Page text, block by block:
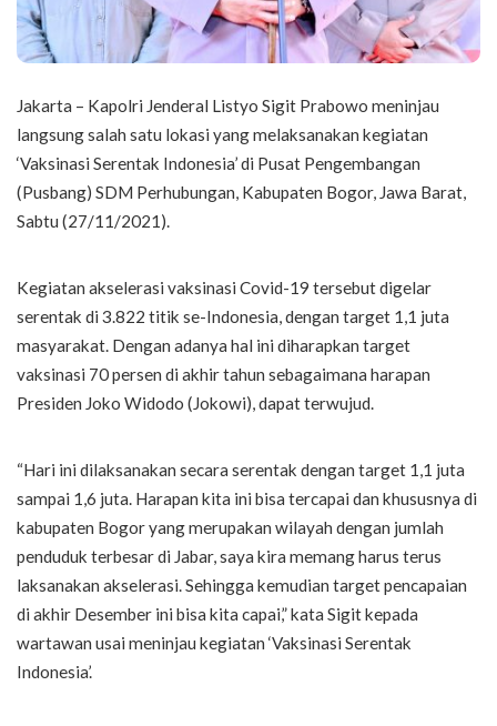
Jakarta – Kapolri Jenderal Listyo Sigit Prabowo meninjau
langsung salah satu lokasi yang melaksanakan kegiatan
‘Vaksinasi Serentak Indonesia’ di Pusat Pengembangan
(Pusbang) SDM Perhubungan, Kabupaten Bogor, Jawa Barat,
Sabtu (27/11/2021).
Kegiatan akselerasi vaksinasi Covid-19 tersebut digelar
serentak di 3.822 titik se-Indonesia, dengan target 1,1 juta
masyarakat. Dengan adanya hal ini diharapkan target
vaksinasi 70 persen di akhir tahun sebagaimana harapan
Presiden Joko Widodo (Jokowi), dapat terwujud.
“Hari ini dilaksanakan secara serentak dengan target 1,1 juta
sampai 1,6 juta. Harapan kita ini bisa tercapai dan khususnya di
kabupaten Bogor yang merupakan wilayah dengan jumlah
penduduk terbesar di Jabar, saya kira memang harus terus
laksanakan akselerasi. Sehingga kemudian target pencapaian
di akhir Desember ini bisa kita capai,” kata Sigit kepada
wartawan usai meninjau kegiatan ‘Vaksinasi Serentak
Indonesia’.